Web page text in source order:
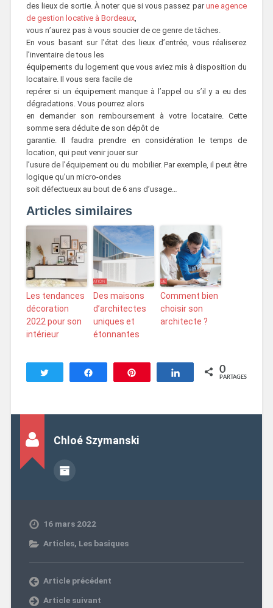
des lieux de sortie. À noter que si vous passez parune agence
de gestion locative à Bordeaux,
vous n’aurez pas à vous soucier de ce genre de tâches.
En vous basant sur l’état des lieux d’entrée, vous réaliserez
l’inventaire de tous les
équipements du logement que vous aviez mis à disposition du
locataire. Il vous sera facile de
repérer si un équipement manque à l’appel ou s’il y a eu des
dégradations. Vous pourrez alors
en demander son remboursement à votre locataire. Cette
somme sera déduite de son dépôt de
garantie. Il faudra prendre en considération le temps de
location, qui peut venir jouer sur
l’usure de l’équipement ou du mobilier. Par exemple, il peut être
logique qu’un micro-ondes
soit défectueux au bout de 6 ans d’usage…
Articles similaires
Les tendances
décoration
2022 pour son
intérieur
Des maisons
d’architectes
uniques et
étonnantes
Comment bien
choisir son
architecte ?
Tweetez Partagez Enregistrer Partagez0
PARTAGES
Chloé Szymanski
16 mars 2022
Articles, Les basiques
Article précédent
Article suivant